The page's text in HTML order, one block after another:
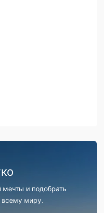
и подобрать
миру.